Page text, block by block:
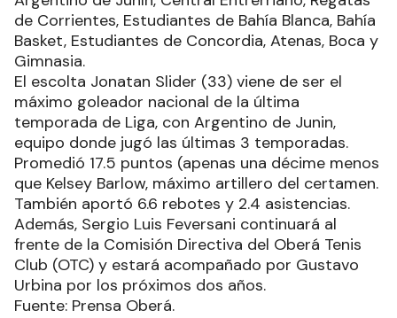
de Corrientes, Estudiantes de Bahía Blanca, Bahía
Basket, Estudiantes de Concordia, Atenas, Boca y
Gimnasia.
El escolta Jonatan Slider (33) viene de ser el
máximo goleador nacional de la última
temporada de Liga, con Argentino de Junin,
equipo donde jugó las últimas 3 temporadas.
Promedió 17.5 puntos (apenas una décime menos
que Kelsey Barlow, máximo artillero del certamen.
También aportó 6.6 rebotes y 2.4 asistencias.
Además, Sergio Luis Feversani continuará al
frente de la Comisión Directiva del Oberá Tenis
Club (OTC) y estará acompañado por Gustavo
Urbina por los próximos dos años.
Fuente: Prensa Oberá.